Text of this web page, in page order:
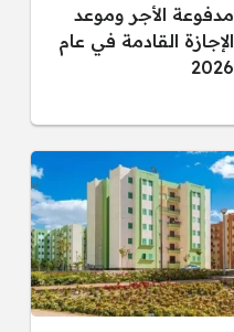
مدفوعة الأجر وموعد
الإجازة القادمة في عام
2026